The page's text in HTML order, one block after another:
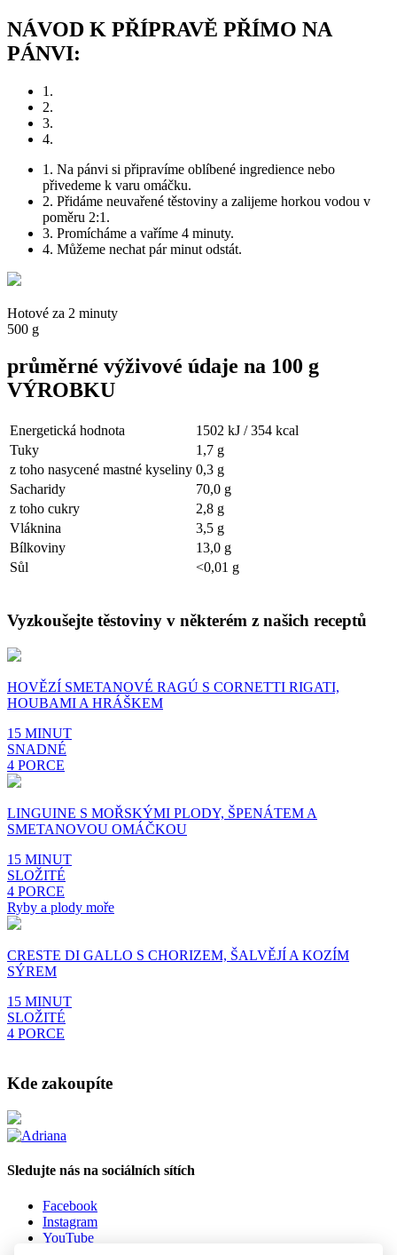
NÁVOD K PŘÍPRAVĚ PŘÍMO NA
PÁNVI:
1.
2.
3.
4.
1. Na pánvi si připravíme oblíbené ingredience nebo
přivedeme k varu omáčku.
2. Přidáme neuvařené těstoviny a zalijeme horkou vodou v
poměru 2:1.
3. Promícháme a vaříme 4 minuty.
4. Můžeme nechat pár minut odstát.
Hotové za 2 minuty
500 g
průměrné výživové údaje na 100 g
VÝROBKU
Energetická hodnota
1502 kJ / 354 kcal
Tuky
1,7 g
z toho nasycené mastné kyseliny 0,3 g
Sacharidy
70,0 g
z toho cukry
2,8 g
Vláknina
3,5 g
Bílkoviny
13,0 g
Sůl
<0,01 g
Vyzkoušejte těstoviny v některém z našich receptů
HOVĚZÍ SMETANOVÉ RAGÚ S CORNETTI RIGATI,
HOUBAMI A HRÁŠKEM
15 MINUT
SNADNÉ
4 PORCE
LINGUINE S MOŘSKÝMI PLODY, ŠPENÁTEM A
SMETANOVOU OMÁČKOU
15 MINUT
SLOŽITÉ
4 PORCE
Ryby a plody moře
CRESTE DI GALLO S CHORIZEM, ŠALVĚJÍ A KOZÍM
SÝREM
15 MINUT
SLOŽITÉ
4 PORCE
Kde zakoupíte
Sledujte nás na sociálních sítích
Facebook
Instagram
YouTube